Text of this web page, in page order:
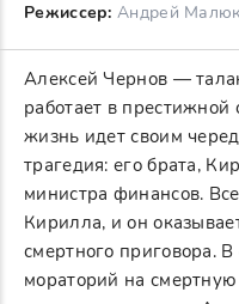
Режиссер: Андрей
Алексей Чернов —
работает в престижной
жизнь идет своим
трагедия: его брата,
министра финансов.
Кирилла, и он
смертного приговора.
мораторий на